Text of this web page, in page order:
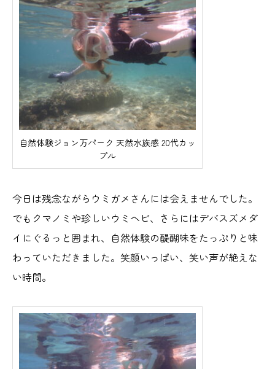
自然体験ジョン万パーク 天然水族感 20代カッ
プル
今日は残念ながらウミガメさんには会えませんでした。
でもクマノミや珍しいウミヘビ、さらにはデバスズメダ
イにぐるっと囲まれ、自然体験の醍醐味をたっぷりと味
わっていただきました。笑顔いっぱい、笑い声が絶えな
い時間。